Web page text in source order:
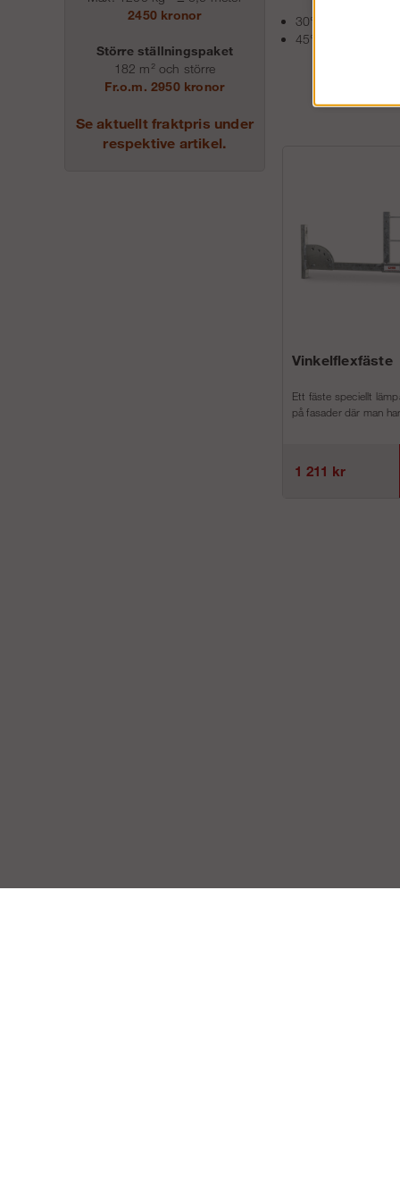
2450 kronor
Större ställningspaket
182 m² och större
Fr.o.m. 2950 kronor
Se aktuellt fraktpris under
respektive artikel.
30° - 45° utan
45°-60° om
Vinkelflexfäste
Ett fäste speciellt
på fasader där man
1 211 kr